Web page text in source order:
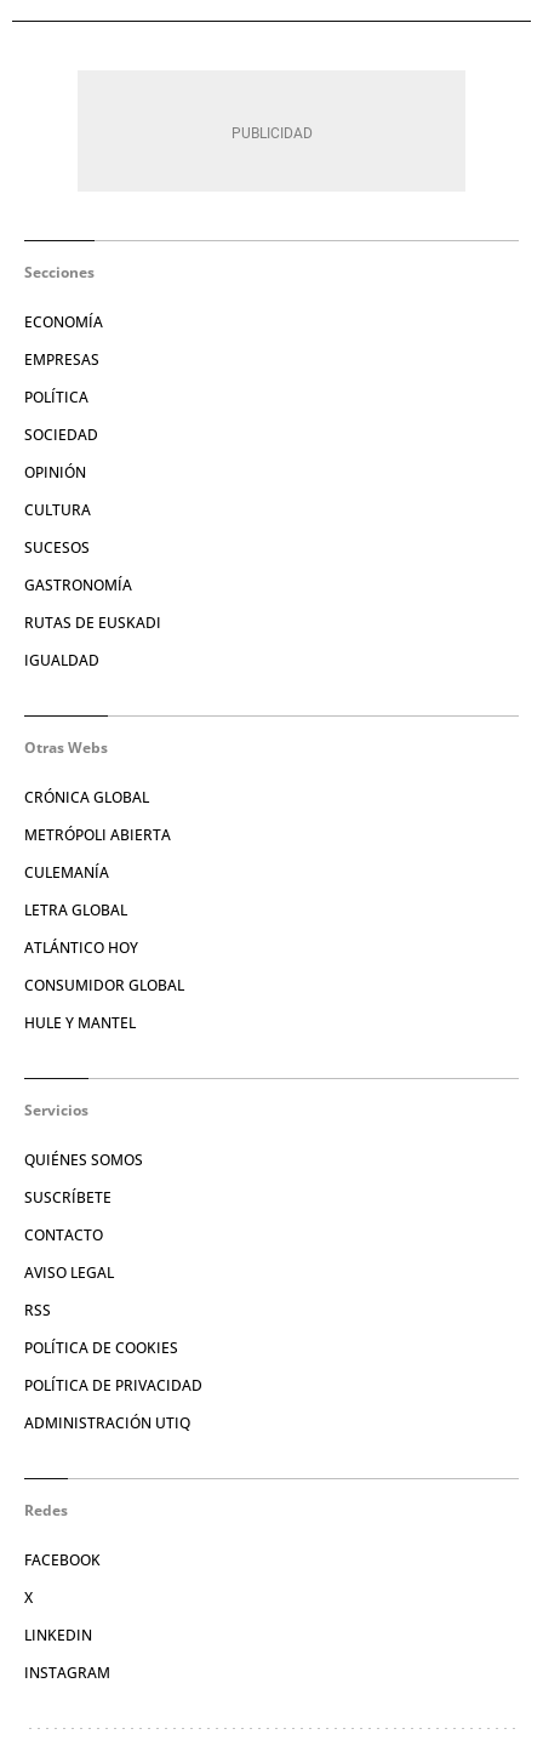
Secciones
ECONOMÍA
EMPRESAS
POLÍTICA
SOCIEDAD
OPINIÓN
CULTURA
SUCESOS
GASTRONOMÍA
RUTAS DE EUSKADI
IGUALDAD
Otras Webs
CRÓNICA GLOBAL
METRÓPOLI ABIERTA
CULEMANÍA
LETRA GLOBAL
ATLÁNTICO HOY
CONSUMIDOR GLOBAL
HULE Y MANTEL
Servicios
QUIÉNES SOMOS
SUSCRÍBETE
CONTACTO
AVISO LEGAL
RSS
POLÍTICA DE COOKIES
POLÍTICA DE PRIVACIDAD
ADMINISTRACIÓN UTIQ
Redes
FACEBOOK
X
LINKEDIN
INSTAGRAM